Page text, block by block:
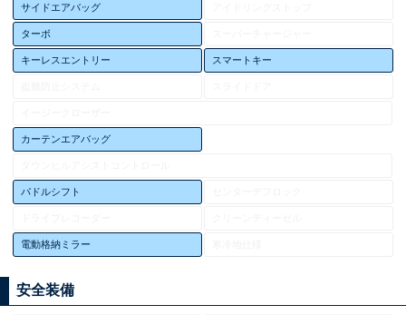
サイドエアバッグ
ターボ
キーレスエントリー スマートキー
カーテンエアバッグ
パドルシフト
電動格納ミラー
安全装備